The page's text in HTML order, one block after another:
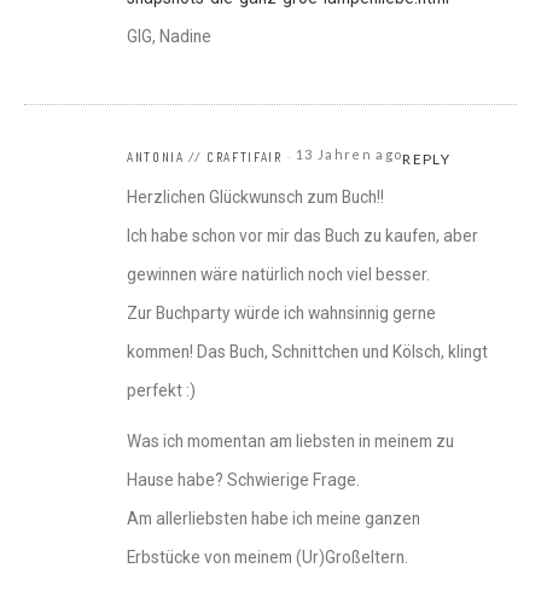
GlG, Nadine
ANTONIA // CRAFTIFAIR 13 Jahren agoREPLY
Herzlichen Glückwunsch zum Buch!!
Ich habe schon vor mir das Buch zu kaufen, aber
gewinnen wäre natürlich noch viel besser.
Zur Buchparty würde ich wahnsinnig gerne
kommen! Das Buch, Schnittchen und Kölsch, klingt
perfekt :)
Was ich momentan am liebsten in meinem zu
Hause habe? Schwierige Frage.
Am allerliebsten habe ich meine ganzen
Erbstücke von meinem (Ur)Großeltern.